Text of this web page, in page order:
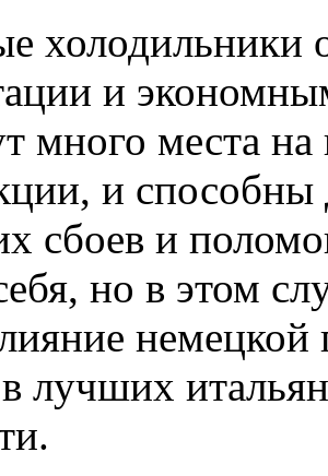
холодильники
и
много места на
и способны
сбоев и
но в этом
лучших